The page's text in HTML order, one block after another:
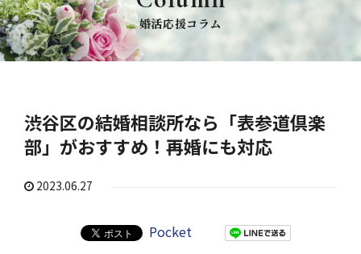
婚活応援コラム
渋谷区の結婚相談所なら「表参道倶楽
部」がおすすめ！再婚にも対応
2023.06.27
Pocket